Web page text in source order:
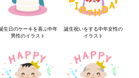
生日のケーキを喜ぶ中年
男性のイラスト
誕生祝いをする中年女性の
イラスト